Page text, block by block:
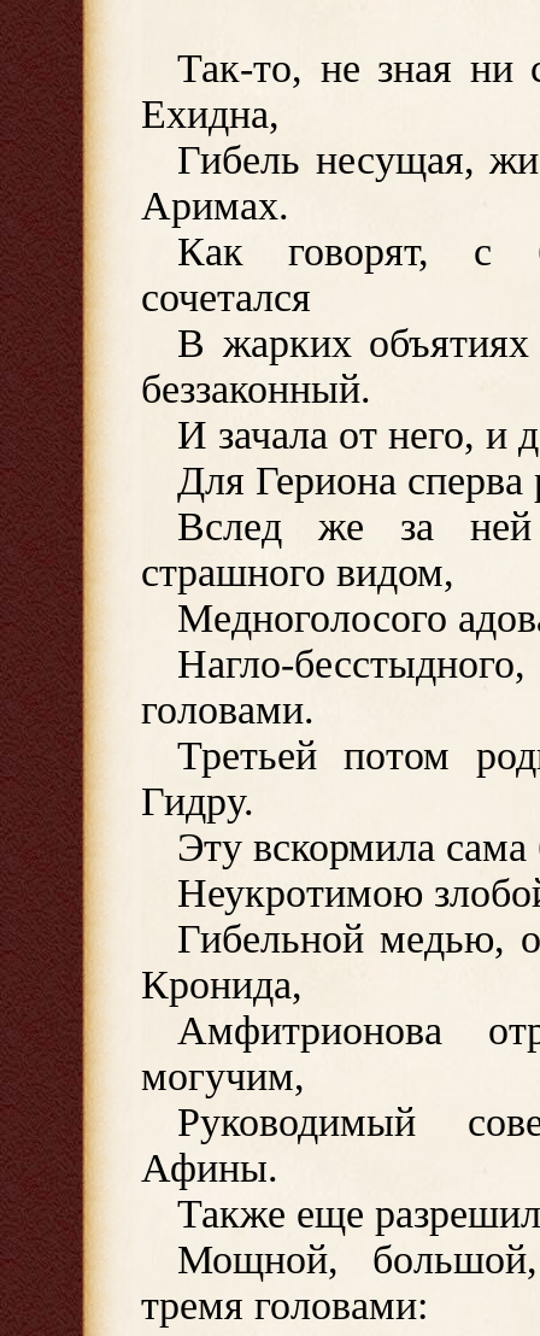
Так-то, не зная ни
Ехидна,
Гибель несущая,
Аримах.
Как говорят, с
сочетался
В жарких
беззаконный.
И зачала от него, и
Для Гериона
Вслед же за ней
страшного видом,
Медноголосого
Нагло-
головами.
Третьей потом
Гидру.
Эту вскормила сама
Неукротимою
Гибельной медью,
Кронида,
Амфитрионова
могучим,
Руководимый
Афины.
Также еще
Мощной,
тремя головами: